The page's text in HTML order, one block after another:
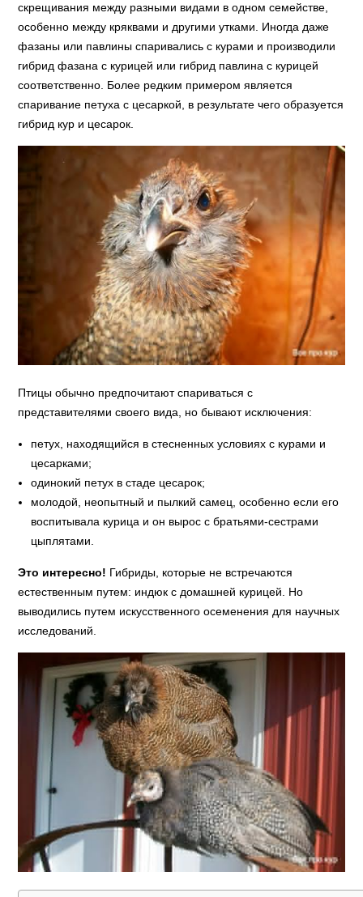
скрещивания между разными видами в одном семействе,
особенно между кряквами и другими утками. Иногда даже
фазаны или павлины спаривались с курами и производили
гибрид фазана с курицей или гибрид павлина с курицей
соответственно. Более редким примером является
спаривание петуха с цесаркой, в результате чего образуется
гибрид кур и цесарок.
Птицы обычно предпочитают спариваться с
представителями своего вида, но бывают исключения:
петух, находящийся в стесненных условиях с курами и
цесарками;
одинокий петух в стаде цесарок;
молодой, неопытный и пылкий самец, особенно если его
воспитывала курица и он вырос с братьями-сестрами
цыплятами.
Это интересно! Гибриды, которые не встречаются
естественным путем: индюк с домашней курицей. Но
выводились путем искусственного осеменения для научных
исследований.